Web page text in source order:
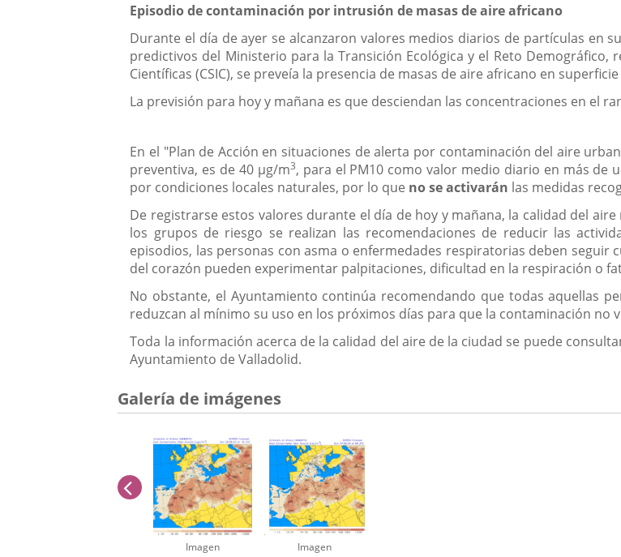
Episodio de contaminación por intrusión de masas de aire africano
Durante el día de ayer se alcanzaron valores medios diarios de partículas en
predictivos del Ministerio para la Transición Ecológica y el Reto Demográfico,
Científicas (CSIC), se preveía la presencia de masas de aire africano en
La previsión para hoy y mañana es que desciendan las concentraciones en el
En el "Plan de Acción en situaciones de alerta por contaminación del aire
preventiva, es de 40 µg/m3, para el PM10 como valor medio diario en más de
por condiciones locales naturales, por lo que no se activarán las medidas
De registrarse estos valores durante el día de hoy y mañana, la calidad del
los grupos de riesgo se realizan las recomendaciones de reducir las
episodios, las personas con asma o enfermedades respiratorias deben
del corazón pueden experimentar palpitaciones, dificultad en la respiración o
No obstante, el Ayuntamiento continúa recomendando que todas aquellas
reduzcan al mínimo su uso en los próximos días para que la contaminación no
Toda la información acerca de la calidad del aire de la ciudad se puede
Ayuntamiento de Valladolid.
Galería de imágenes
Imagen Imagen
anterior